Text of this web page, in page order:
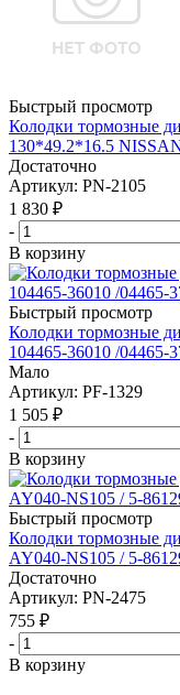
Быстрый просмотр
Колодки тормозные
130*49.2*16.5
Достаточно
Артикул: PN-2105
1 830 ₽
-
В корзину
Быстрый просмотр
Колодки тормозные
104465-36010 /04465-
Мало
Артикул: PF-1329
1 505 ₽
-
В корзину
Быстрый просмотр
Колодки тормозные
AY040-NS105 / 5-
Достаточно
Артикул: PN-2475
755 ₽
-
В корзину